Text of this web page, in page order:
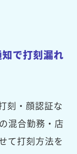
で打刻漏れ
刻・顔認証な
混合勤務・店
て打刻方法を